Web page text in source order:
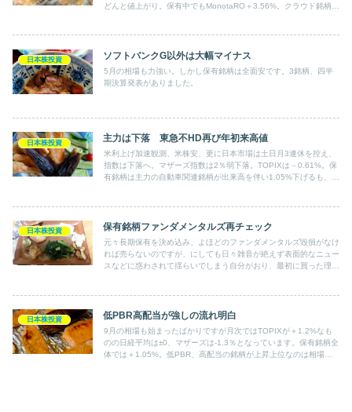
どんと値上がり。保有中でもMonotaRO＋3.56%。クラウド銘柄＋
日本株投資 ソフトバンクG以外は大幅マイナス
5月の相場も力強い。しかし保有銘柄は全面安です。3銘柄、四半
期決算発表がありました。
日本株投資 主力は下落 東急不HD再び年初来高値
米利上げ加速観測、米株安、更に日本市場は土日月3連休を控え、
指数は下落へ。マザーズ指数は2％弱下落。TOPIXは－0.61%。保
有銘柄は主力の自動車関連銘柄が出来高を伴い1.05%下げるも、東
日本株投資 保有銘柄ファンダメンタルズ再チェック
元々長期保有を決め込み、よほどのファンダメンタルズ毀損がなけ
れば売らないのですが、にしても日々雑音が絶えず表面的なニュー
スなどに惑わされて揺らいでしまう自分がおり、最初に買った理
日本株投資 低PBR高配当が強しの流れ明白
9月の相場も始まったばかりですが月次ではTOPIXが＋1.2%なも
のの日経平均は±0、マザーズは-1.3％となっています。保有銘柄全
体では＋1.05%。低PBR、高配当の銘柄が上昇上位なのは相場と